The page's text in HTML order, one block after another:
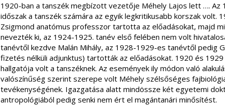
1920-ban a tanszék megbízott vezetője Méhely Lajos lett …. Az
időszak a tanszék számára az egyik legkritikusabb korszak volt.
Zsigmond anatómus professzor tartotta az előadásokat, majd
nevezték ki, az 1924-1925. tanév első felében nem volt
tanévtől kezdve Malán Mihály, az 1928-1929-es tanévtől pedig
fizetés nélküli adjunktus) tartották az előadásokat. 1920 és
hallgatója volt a tanszéknek. Az események ily módon való
valószínűség szerint szerepe volt Méhely szélsőséges
tevékenységének. Igazgatása alatt mindössze két egyetemi
antropológiából pedig senki nem ért el magántanári minősítést.